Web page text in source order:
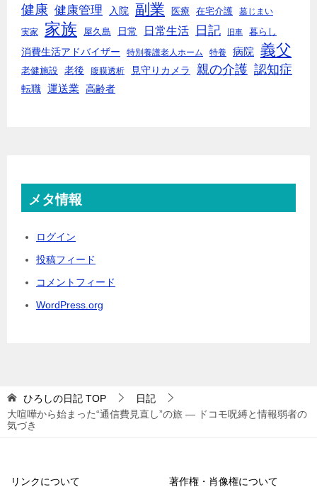
健康 健康管理 入院 副業 医療 在宅介護 墓じまい
実家 家族 屋久島 日常 日常生活 日記 旧車 暮らし
消費生活アドバイザー 特別養護老人ホーム 特養 病院 義父
老健施設 老後 腹膜透析 見守りカメラ 親の介護 認知症
転職 運送業 高齢者
メタ情報
ログイン
投稿フィード
コメントフィード
WordPress.org
ひろしの日記 TOP
日記
大喧嘩から始まった“通信費見直し”の旅 — ドコモ呪縛と情報弱者の
気づき
リンクについて 著作権・肖像権について